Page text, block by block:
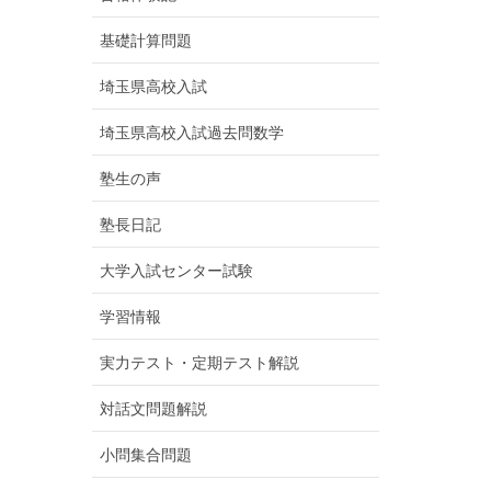
基礎計算問題
埼玉県高校入試
埼玉県高校入試過去問数学
塾生の声
塾長日記
大学入試センター試験
学習情報
実力テスト・定期テスト解説
対話文問題解説
小問集合問題